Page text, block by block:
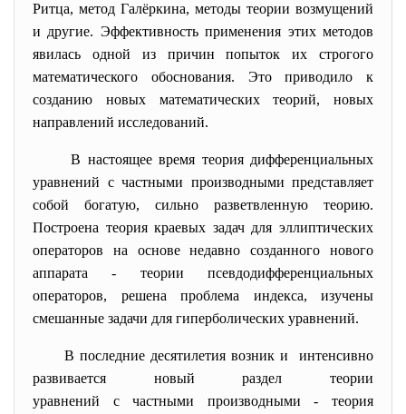
Ритца, метод Галёркина, методы теории возмущений
и другие. Эффективность применения этих методов
явилась одной из причин попыток их строгого
математического обоснования. Это приводило к
созданию новых математических теорий, новых
направлений исследований.
В настоящее время теория дифференциальных
уравнений с частными производными представляет
собой богатую, сильно разветвленную теорию.
Построена теория краевых задач для эллиптических
операторов на основе недавно созданного нового
аппарата - теории псевдодифференциальных
операторов, решена проблема индекса, изучены
смешанные задачи для гиперболических уравнений.
В последние десятилетия возник и интенсивно
развивается новый раздел теории
уравнений с частными производными - теория